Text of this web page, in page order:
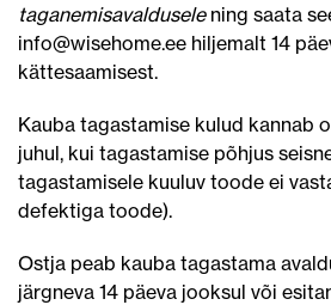
taganemisavalduselening saata
info@wisehome.ee hiljemalt 14
kättesaamisest.
Kauba tagastamise kulud kannab
juhul, kui tagastamise põhjus
tagastamisele kuuluv toode ei
defektiga toode).
Ostja peab kauba tagastama
järgneva 14 päeva jooksul või